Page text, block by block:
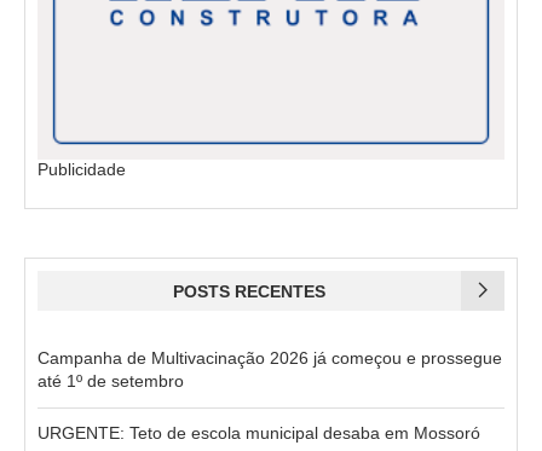
Publicidade
POSTS RECENTES
Campanha de Multivacinação 2026 já começou e prossegue
até 1º de setembro
URGENTE: Teto de escola municipal desaba em Mossoró